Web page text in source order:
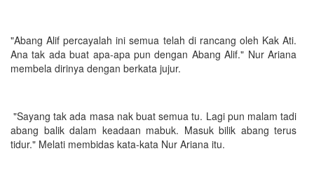
"Abang Alif percayalah ini semua telah di rancang oleh Kak Ati.
Ana tak ada buat apa-apa pun dengan Abang Alif." Nur Ariana
membela dirinya dengan berkata jujur.
"Sayang tak ada masa nak buat semua tu. Lagi pun malam tadi
abang balik dalam keadaan mabuk. Masuk bilik abang terus
tidur." Melati membidas kata-kata Nur Ariana itu.